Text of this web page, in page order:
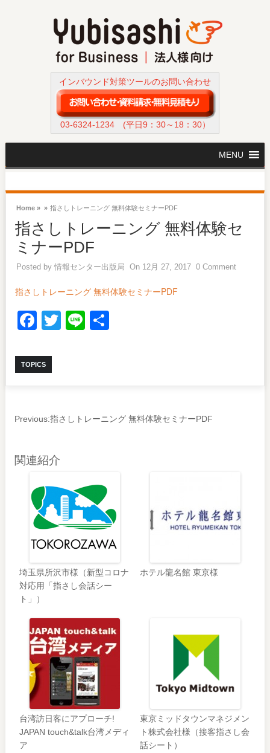
インバウンド対策ツールのお問い合わせ
03-6324-1234(平日9：30～18：30）
MENU
Home » » 指さしトレーニング 無料体験セミナーPDF
指さしトレーニング 無料体験セ
ミナーPDF
Posted by 情報センター出版局 On 12月 27, 2017 0 Comment
指さしトレーニング 無料体験セミナーPDF
Facebook
Twitter
Line共
TOPICS
Previous:指さしトレーニング 無料体験セミナーPDF
関連紹介
埼玉県所沢市様（新型コロナ
対応用「指さし会話シー
ト」）
ホテル龍名館 東京様
台湾訪日客にアプローチ!
JAPAN touch&talk台湾メディ
ア
東京ミッドタウンマネジメン
ト株式会社様（接客指さし会
話シート）